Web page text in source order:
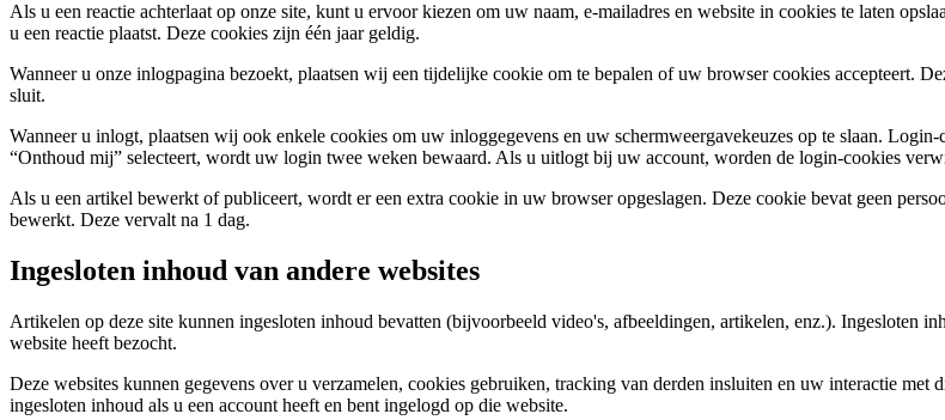
Als u een reactie achterlaat op onze site, kunt u ervoor kiezen om uw naam, e-mailadres en website in cookies te laten
u een reactie plaatst. Deze cookies zijn één jaar geldig.
Wanneer u onze inlogpagina bezoekt, plaatsen wij een tijdelijke cookie om te bepalen of uw browser cookies accepteert.
sluit.
Wanneer u inlogt, plaatsen wij ook enkele cookies om uw inloggegevens en uw schermweergavekeuzes op te slaan.
“Onthoud mij” selecteert, wordt uw login twee weken bewaard. Als u uitlogt bij uw account, worden de login-cookies
Als u een artikel bewerkt of publiceert, wordt er een extra cookie in uw browser opgeslagen. Deze cookie bevat geen
bewerkt. Deze vervalt na 1 dag.
Ingesloten inhoud van andere websites
Artikelen op deze site kunnen ingesloten inhoud bevatten (bijvoorbeeld video's, afbeeldingen, artikelen, enz.). Ingesloten
website heeft bezocht.
Deze websites kunnen gegevens over u verzamelen, cookies gebruiken, tracking van derden insluiten en uw interactie
ingesloten inhoud als u een account heeft en bent ingelogd op die website.